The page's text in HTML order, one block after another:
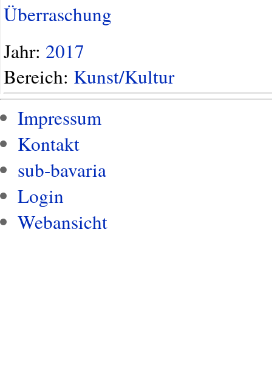
Überraschung
Jahr: 2017
Bereich: Kunst/Kultur
Impressum
Kontakt
sub-bavaria
Login
Webansicht